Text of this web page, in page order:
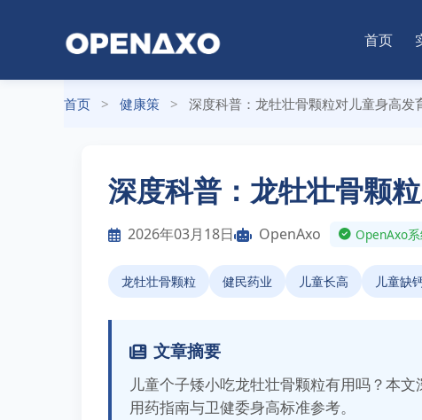
首页
首页 > 健康策 > 深度科普：龙牡壮骨颗粒对儿童身高发
深度科普：龙牡壮骨颗
2026年03月18日 OpenAxo OpenAxo
龙牡壮骨颗粒 健民药业 儿童长高 儿童缺
文章摘要
儿童个子矮小吃龙牡壮骨颗粒有用吗？本
用药指南与卫健委身高标准参考。